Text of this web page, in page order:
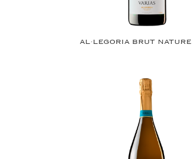
AL·LEGORIA BRUT NATURE